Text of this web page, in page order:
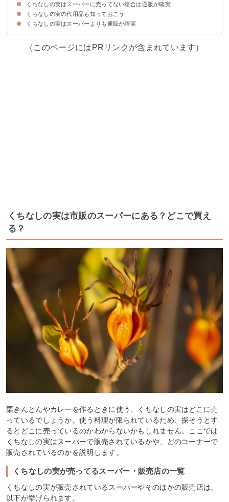
①ドンキ：100円前後｜5個
②イオン：100円前後｜5個
③西友：100円前後｜5個
④ダイソー：108円｜5個
⑤成城石井：190円｜5個
くちなしの実はスーパーに売ってない場合は通販が確実
①TOMIZ cuocaくちなしの実：209円
②くちなし：301円
③S＆B旬の香りくちなしの実：205円
くちなしの実の代用品も知っておこう
くちなしの実はスーパーよりも通販が確実
（このページにはPRリンクが含まれています）
くちなしの実は市販のスーパーにある？どこで買え
る？
栗きんとんやカレーを作るときに使う、くちなしの実はどこに売
っているでしょうか。使う料理が限られているため、探そうとす
るとどこに売っているのかわからないかもしれません。ここでは
くちなしの実はスーパーで販売されているかや、どのコーナーで
販売されているのかを説明します。
くちなしの実が売ってるスーパー・販売店の一覧
くちなしの実が販売されているスーパーやそのほかの販売店は、
以下が挙げられます。